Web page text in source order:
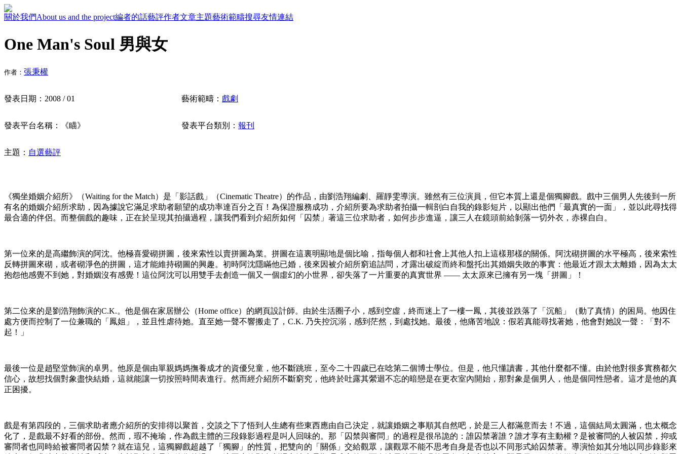
關於我們About us and the project編者的話藝評作者文章主題藝術範疇搜尋友情連結
One Man's Soul 男與女
作者： 張秉權
發表日期： 2008 / 01 藝術範疇： 戲劇
發表平台名稱： 《瞄》 發表平台類別： 報刊
主題： 自選藝評
《獨坐婚姻介紹所》（Waiting for the Match）是「影話戲」（Cinematic Theatre）的作品，由劉浩翔編劇、羅靜雯導演。雖然有三位演員，但它本質上還是個獨腳戲。戲中三個男人先後到一所
有名的婚姻介紹所求助，因為據說它滿足求助者願望的成功率達百分之百！為保證服務成功，介紹所要為求助者拍攝一輯剖白自我的錄影短片，以顯出他們「最真實的一面」，並以此尋找得
最合適的伴侶。而整個戲的趣味，正在於呈現其拍攝過程，讓我們看到介紹所如何「囚禁」著這三位求助者，如何步步進逼，讓三人在鏡頭前給剝落一切外衣，赤裸自白。
第一位來的是高繼飾演的阿沈。他極喜愛砌拼圖，後來索性以賣拼圖為業。拼圖在這裏明顯地是個比喻，指每個人都和社會上其他人扣上這樣那樣的關係。阿沈砌拼圖的水平極高，後來索性
反轉拼圖來砌，或者砌淨色的拼圖，這才能維持砌圖的興趣。初時阿沈隱瞞他已婚，後來因被介紹所窮追詰問，才露出破綻而終和盤托出其婚姻失敗的事實：他最近才跟太太離婚，因為太太
抱怨他感覺不到她，對婚姻沒有感覺！這位阿沈可以用雙手去創造一個又一個虛幻的小世界，卻失落了一片重要的真實世界 —— 太太原來已擁有另一塊「拼圖」！
第二位來的是劉浩翔飾演的C.K.。他是個在家居辦公（Home office）的網頁設計師。由於生活圈子小，感到空虛，終而迷上了一樓一鳳，其後並跌落了「沉船」（動了真情）的困局。他因住
處方便而控制了一位兼職的「鳳姐」，並且性虐待她。直至她一聲不響搬走了，C.K. 乃失控沉溺，感到茫然，到處找她。最後，他痛苦地說：假若真能尋找著她，他會對她說一聲：「對不
起！」
最後一位是趙堅堂飾演的卓男。他原是個由單親媽媽撫養成才的資優兒童，他不斷跳班，至今二十四歲已在唸第二個博士學位。但是，他只懂讀書，其他什麼都不懂。由於他對很多實務都欠
信心，故想找個對象盡快結婚，這就能讓一切按照時間表進行。然而經介紹所不斷窮究，他終於吐露其縈迴不忘的暗戀是在更衣室內開始，那對象是個男人，他是個同性戀者。這才是他的真
正困擾。
戲是有第四段的，三個求助者應介紹所的安排得以聚首，交談之下了悟到人生總有些東西應由自己決定，就讓婚姻之事順其自然吧，於是三人都滿意而去！不過，這個結局太圓滿，也太概念
化了，是戲最不好看的部份。然而，瑕不掩瑜，作為戲主體的三段錄影過程是叫人回味的。那「囚禁與審問」的過程是很吊詭的：誰囚禁著誰？誰才享有主動權？是被審問的人被囚禁，抑或
審問者也同時給被審問者囚禁？就在這兒，這獨腳戲超越了「獨腳」的性質，把雙向的「關係」交給觀眾，讓觀眾不能不思考自身是否也以不同形式給囚禁著。導演恰如其分地以同步錄影來